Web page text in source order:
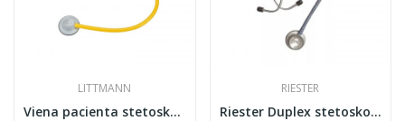
LITTMANN
Viena pacienta stetoskops Littmann
RIESTER
Riester Duplex stetoskops